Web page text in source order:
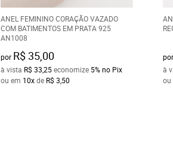
ANEL FEMININO CORAÇÃO VAZADO
COM BATIMENTOS EM PRATA 925
AN1008
por R$ 35,00
à vista R$ 33,25economize 5% no Pix
ou em 10xde R$ 3,50
por
à
ou